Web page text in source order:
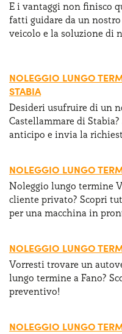
E i vantaggi non finisco
fatti guidare da un
veicolo e la soluzione di
NOLEGGIO LUNGO
STABIA
Desideri usufruire di un
Castellammare di
anticipo e invia la
NOLEGGIO LUNGO
Noleggio lungo termine
cliente privato? Scopri
per una macchina in
NOLEGGIO LUNGO
Vorresti trovare un
lungo termine a Fano?
preventivo!
NOLEGGIO LUNGO